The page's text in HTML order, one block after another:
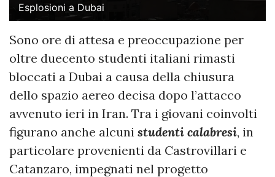
Esplosioni a Dubai
Sono ore di attesa e preoccupazione per
oltre duecento studenti italiani rimasti
bloccati a Dubai a causa della chiusura
dello spazio aereo decisa dopo l’attacco
avvenuto ieri in Iran. Tra i giovani coinvolti
figurano anche alcuni studenti calabresi, in
particolare provenienti da Castrovillari e
Catanzaro, impegnati nel progetto